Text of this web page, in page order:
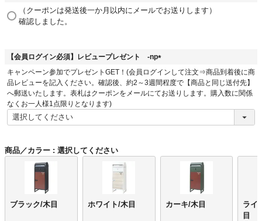
(
必
（クーポンは発送後一か月以内にメールでお送りします）
確認しました。
【会員ログイン必須】レビュープレゼント -np
(
必
須
キャンペーン参加でプレゼントGET！(会員ログインして注文⇒商品到着後に商
品レビューを記入ください。確認後、約2～3週間程度で【商品と同じ送付先】
へ郵送いたします。表札はクーポンをメールにてお送りします。購入数に関係
なくお一人様1点限りとなります)
商品／カラー 選択してください
ブラック/木目 ホワイト/木目 カーキ/木目
ライ
目